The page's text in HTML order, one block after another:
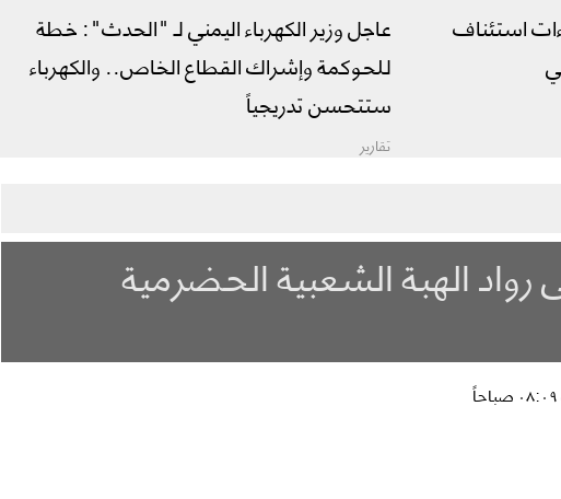
استئناف
عاجل وزير الكهرباء اليمني لـ "الحدث": خطة
للحوكمة وإشراك القطاع الخاص.. والكهرباء
ستتحسن تدريجياً
تقارير
رواد الهبة الشعبية الحضرمية